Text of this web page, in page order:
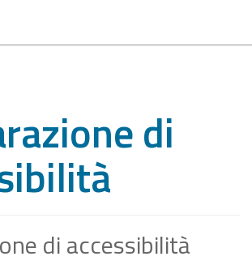
di
di accessibilità